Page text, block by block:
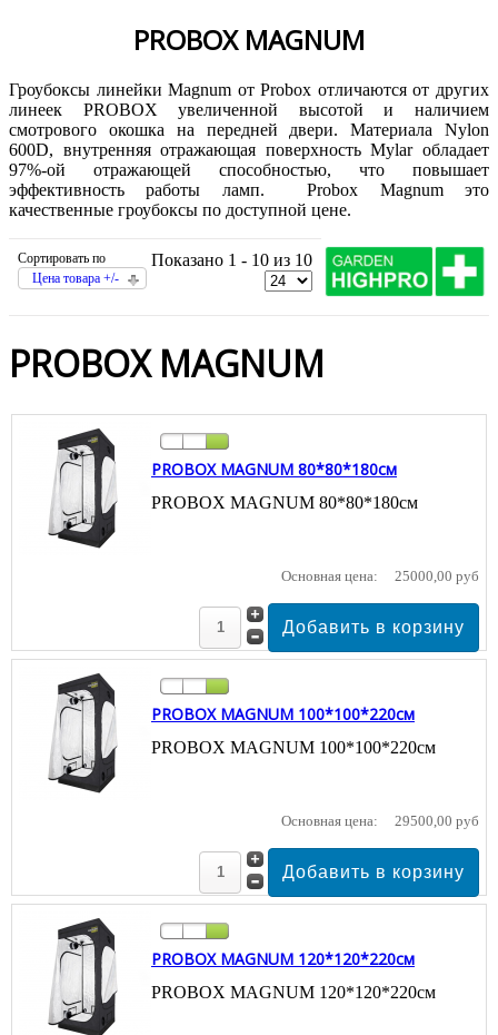
PROBOX MAGNUM
Гроубоксы линейки Magnum от Probox отличаются от других
линеек PROBOX увеличенной высотой и наличием
смотрового окошка на передней двери. Материала Nylon
600D, внутренняя отражающая поверхность Mylar обладает
97%-ой отражающей способностью, что повышает
эффективность работы ламп. Probox Magnum это
качественные гроубоксы по доступной цене.
Сортировать по
Цена товара +/-
Показано 1 - 10 из 10
PROBOX MAGNUM
PROBOX MAGNUM 80*80*180см
PROBOX MAGNUM 80*80*180см
Основная цена: 25000,00 руб
PROBOX MAGNUM 100*100*220см
PROBOX MAGNUM 100*100*220см
Основная цена: 29500,00 руб
PROBOX MAGNUM 120*120*220см
PROBOX MAGNUM 120*120*220см